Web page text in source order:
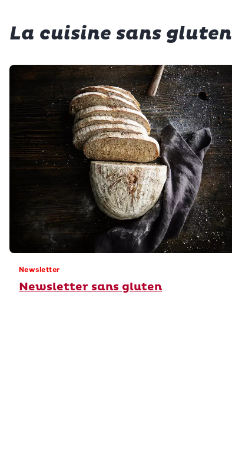
La cuisine sans gluten
Newsletter
Newsletter sans gluten